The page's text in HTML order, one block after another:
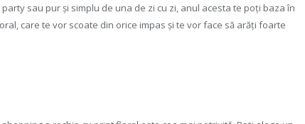
sau pur și simplu de una de zi cu zi, anul acesta te poți baza în
care te vor scoate din orice impas și te vor face să arăți foarte